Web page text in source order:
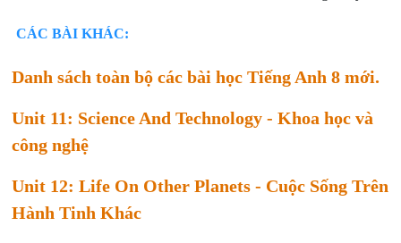
CÁC BÀI KHÁC:
Danh sách toàn bộ các bài học Tiếng Anh 8 mới.
Unit 11: Science And Technology - Khoa học và
công nghệ
Unit 12: Life On Other Planets - Cuộc Sống Trên
Hành Tinh Khác